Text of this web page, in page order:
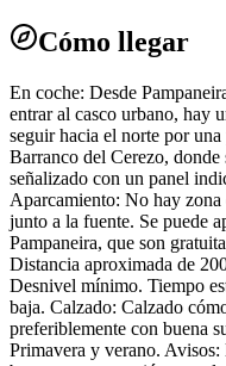
Cómo llegar
En coche: Desde
entrar al casco urbano, hay
seguir hacia el norte por
Barranco del Cerezo, donde
señalizado con un panel
Aparcamiento: No hay zona
junto a la fuente. Se puede
Pampaneira, que son
Distancia aproximada de
Desnivel mínimo. Tiempo
baja. Calzado: Calzado
preferiblemente con buena
Primavera y verano. Avisos: